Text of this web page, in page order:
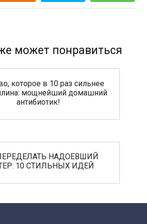
может понравиться
которое в 10 раз сильнее
мощнейший домашний
антибиотик!
НАДОЕВШИЙ
10 СТИЛЬНЫХ ИДЕЙ